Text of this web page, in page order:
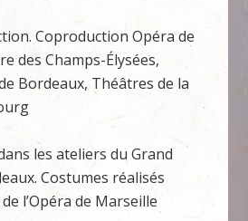
Coproduction Opéra de
des Champs-Élysées,
Bordeaux, Théâtres de la
les ateliers du Grand
Costumes réalisés
l’Opéra de Marseille